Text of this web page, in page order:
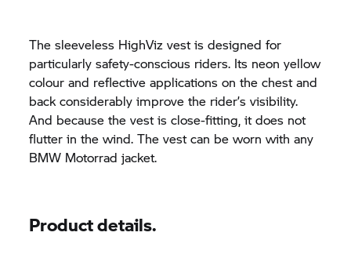
The sleeveless HighViz vest is designed for
particularly safety-conscious riders. Its neon yellow
colour and reflective applications on the chest and
back considerably improve the rider’s visibility.
And because the vest is close-fitting, it does not
flutter in the wind. The vest can be worn with any
BMW Motorrad jacket.
Product details.